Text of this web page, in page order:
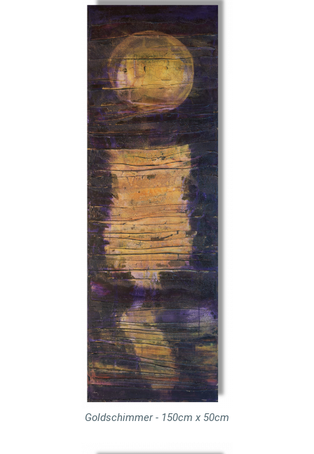
Goldschimmer - 150cm x 50cm